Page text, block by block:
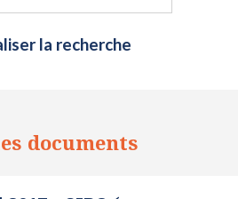
la recherche
documents